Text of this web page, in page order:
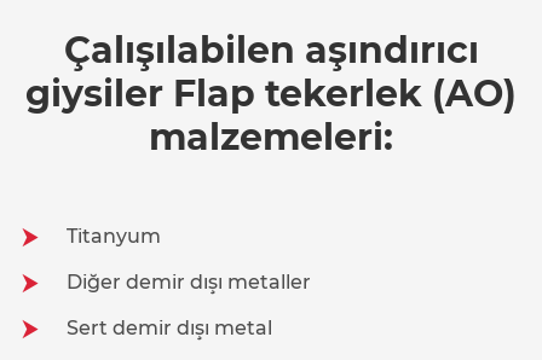
Çalışılabilen aşındırıcı
giysiler Flap tekerlek (AO)
malzemeleri:
Titanyum
Diğer demir dışı metaller
Sert demir dışı metal